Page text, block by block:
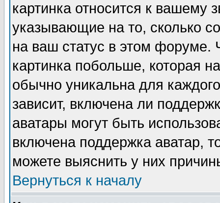
картинка относится к вашему
указывающие на то, сколько
на ваш статус в этом форуме.
картинка побольше, которая
обычно уникальна для
зависит, включена ли
аватары могут быть
включена поддержка аватар,
можете выяснить у них
Вернуться к началу